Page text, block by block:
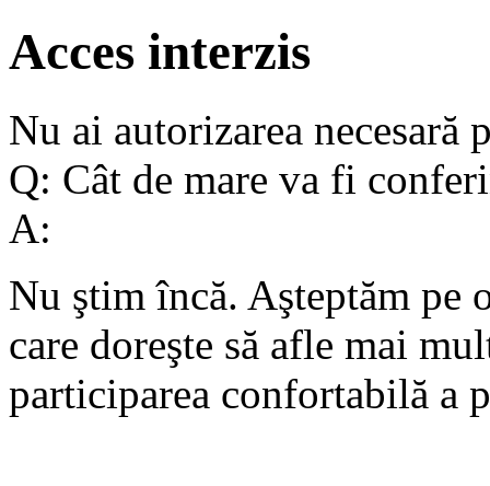
Acces interzis
Nu ai autorizarea necesară
Q: Cât de mare va fi
A:
Nu ştim încă. Aşteptăm pe
care doreşte să afle mai
participarea confortabilă a